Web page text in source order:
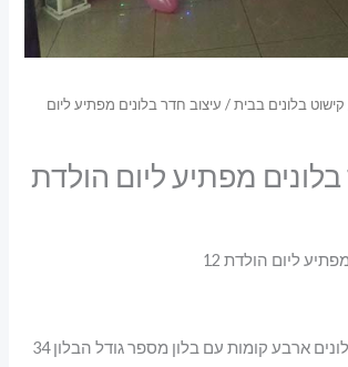
קישוט בלונים בבית/ עיצוב חדר בלונים מפתיע ליום
מפתיע ליום הולדת
ליום הולדת 12
זוג מעמד בלונים ארבע קומות עם בלון מספר גודל הבלון 34